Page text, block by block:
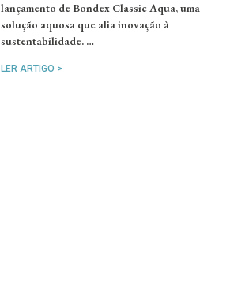
lançamento de Bondex Classic Aqua, uma
solução aquosa que alia inovação à
sustentabilidade. …
LER ARTIGO >